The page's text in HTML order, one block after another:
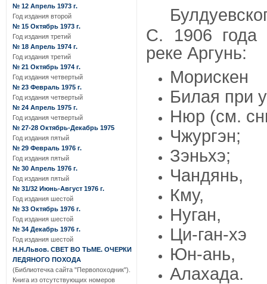
С. 1906 года
реке Аргунь:
Морискен
Билая при
Нюр (см.
Чжургэн;
Зэньхэ;
Чандянь,
Кму,
Нуган,
Ци-ган-хэ
Юн-ань,
Алахада.
№ 12 Апрель 1973 г.
Год издания второй
№ 15 Октябрь 1973 г.
Год издания третий
№ 18 Апрель 1974 г.
Год издания третий
№ 21 Октябрь 1974 г.
Год издания четвертый
№ 23 Февраль 1975 г.
Год издания четвертый
№ 24 Апрель 1975 г.
Год издания четвертый
№ 27-28 Октябрь-Декабрь 1975
Год издания пятый
№ 29 Февраль 1976 г.
Год издания пятый
№ 30 Апрель 1976 г.
Год издания пятый
№ 31/32 Июнь-Август 1976 г.
Год издания шестой
№ 33 Октябрь 1976 г.
Год издания шестой
№ 34 Декабрь 1976 г.
Год издания шестой
Н.Н.Львов. СВЕТ ВО ТЬМЕ. ОЧЕРКИ
ЛЕДЯНОГО ПОХОДА
(Библиотечка сайта "Первопоходник").
Книга из отсутствующих номеров